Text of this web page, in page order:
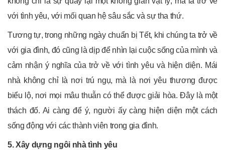
với tình yêu, với mối quan hệ sâu sắc và sự tha thứ.
Tương tự, trong những ngày chuẩn bị Tết, khi chúng ta trở về
với gia đình, đó cũng là dịp để nhìn lại cuộc sống của mình và
cảm nhận ý nghĩa của trở về với tình yêu và hiện diện. Mái
nhà không chỉ là nơi trú ngụ, mà là nơi yêu thương được
biểu lộ, nơi mọi mâu thuẫn có thể được giải hòa. Đây là một
thách đố. Ai càng để ý, người ấy càng hiện diện một cách
sống động với các thành viên trong gia đình.
5. Xây dựng ngôi nhà tình yêu